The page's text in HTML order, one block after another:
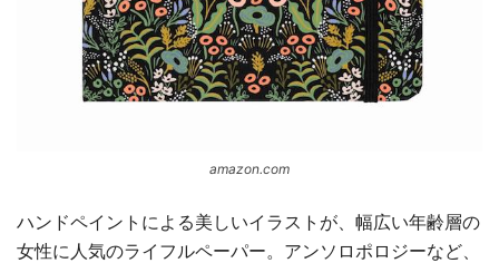
amazon.com
ハンドペイントによる美しいイラストが、幅広い年齢層の
女性に人気のライフルペーパー。アンソロポロジーなど、